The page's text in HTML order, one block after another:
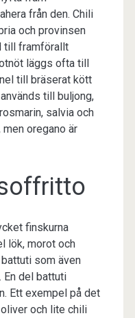
från den. Chili
och provinsen
till framförallt
läggs ofta till
till bräserat kött
till buljong,
salvia och
oregano är
finskurna
lök, morot och
som även
del battuti
Ett exempel på det
och lite chili